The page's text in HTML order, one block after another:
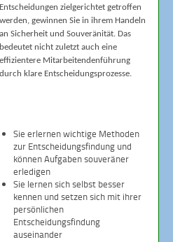
Entscheidungen zielgerichtet getroffen
werden, gewinnen Sie in ihrem Handeln
an Sicherheit und Souveränität. Das
bedeutet nicht zuletzt auch eine
effizientere Mitarbeitendenführung
durch klare Entscheidungsprozesse.
Sie erlernen wichtige Methoden
zur Entscheidungsfindung und
können Aufgaben souveräner
erledigen
Sie lernen sich selbst besser
kennen und setzen sich mit ihrer
persönlichen
Entscheidungsfindung
auseinander